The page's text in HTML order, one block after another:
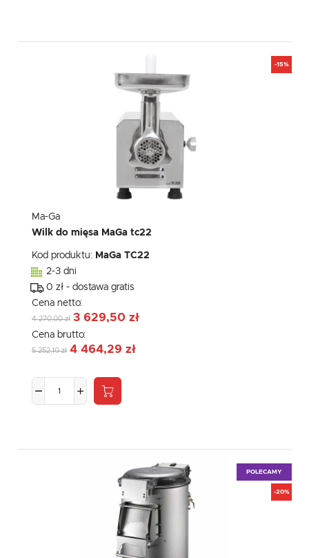
-15%
Ma-Ga
Wilk do mięsa MaGa tc22
Kod produktu: MaGa TC22
2-3 dni
0 zł - dostawa gratis
Cena netto:
4 270,00 zł 3 629,50 zł
Cena brutto:
5 252,10 zł 4 464,29 zł
POLECAMY
-20%